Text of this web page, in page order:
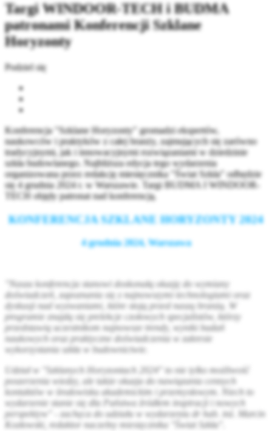
Targi WINDOOR-TECH i BUDMA
patronami Konferencji Szklane
Horyzonty
Podziel się
Konferencja "Szklane Horyzonty" gromadzi ekspertów,
naukowców i praktyków z całej branży, zajmujących się zarówno
tradycyjnymi, jak i innowacyjnymi rozwiązaniami w dziedzinie
szkła budowlanego. Najbliższa edycja tego wydarzenia
organizowana przez redakcję miesięcznika "Świat Szkła" odbędzie
się 4 grudnia 2024 r. w Warszawie. Targi BUDMA I WINDOOR-
TECH objęły patronat nad konferencją.
KONFERENCJA SZKLANE HORYZONTY 2024
4 grudnia 2024, Warszawa
"Nasza konferencja stanowi doskonałą okazję do wymiany
doświadczeń, zapoznania się z najnowszymi technologiami oraz
dyskusji nad wyzwaniami, które stoją przed naszą branżą. W
programie znajdą się prelekcje czołowych specjalistów, którzy
przedstawią uczestnikom najnowsze trendy, wyniki badań
naukowych oraz praktyczne doświadczenia w zakresie
wykorzystania szkła w budownictwie.
Udział w "Szklanych Horyzontach 2024" to nie tylko możliwość
poszerzenia wiedzy, ale także okazja do nawiązania cennych
kontaktów w środowisku akademickim i przemysłowym. Niech to
wydarzenie stanie się dla Państwa źródłem inspiracji i nowych
perspektyw" - zachęca do udziału w wydarzeniu dr hab. inż. Marcin
Kozłowski, redaktor naczelny miesięcznika "Świat Szkła".